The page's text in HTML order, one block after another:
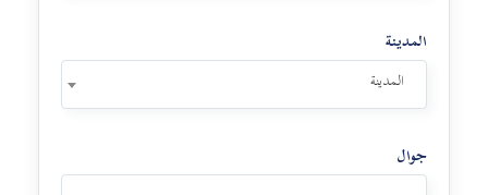
المدينة
المدينة
جوال